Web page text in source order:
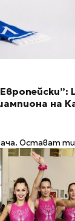
на
Остават